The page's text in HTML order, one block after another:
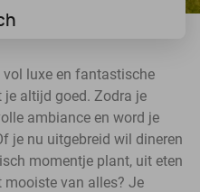
vol luxe en fantastische
je altijd goed. Zodra je
ambiance en word je
je nu uitgebreid wil dineren
momentje plant, uit eten
mooiste van alles? Je